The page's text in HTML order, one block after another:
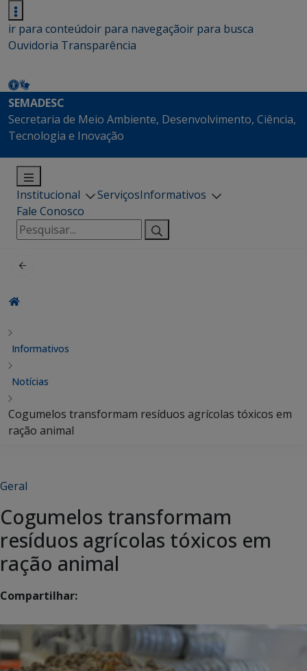
ir para conteúdoir para navegaçãoir para busca
Ouvidoria Transparência
SEMADESC
Secretaria de Meio Ambiente, Desenvolvimento, Ciência,
Tecnologia e Inovação
Institucional ServiçosInformativos
Fale Conosco
Pesquisar
por:
Informativos
Notícias
Cogumelos transformam resíduos agrícolas tóxicos em
ração animal
Geral
Cogumelos transformam
resíduos agrícolas tóxicos em
ração animal
Compartilhar: